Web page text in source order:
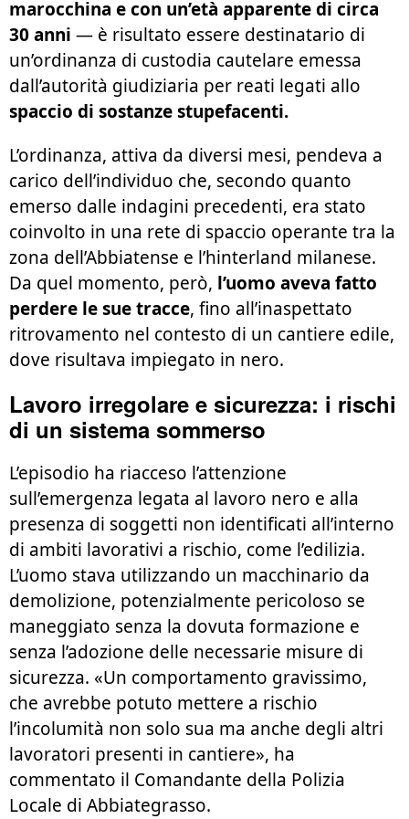
marocchina e con un’età apparente di circa
30 anni — è risultato essere destinatario di
un’ordinanza di custodia cautelare emessa
dall’autorità giudiziaria per reati legati allo
spaccio di sostanze stupefacenti.
L’ordinanza, attiva da diversi mesi, pendeva a
carico dell’individuo che, secondo quanto
emerso dalle indagini precedenti, era stato
coinvolto in una rete di spaccio operante tra la
zona dell’Abbiatense e l’hinterland milanese.
Da quel momento, però, l’uomo aveva fatto
perdere le sue tracce, fino all’inaspettato
ritrovamento nel contesto di un cantiere edile,
dove risultava impiegato in nero.
Lavoro irregolare e sicurezza: i rischi
di un sistema sommerso
L’episodio ha riacceso l’attenzione
sull’emergenza legata al lavoro nero e alla
presenza di soggetti non identificati all’interno
di ambiti lavorativi a rischio, come l’edilizia.
L’uomo stava utilizzando un macchinario da
demolizione, potenzialmente pericoloso se
maneggiato senza la dovuta formazione e
senza l’adozione delle necessarie misure di
sicurezza. «Un comportamento gravissimo,
che avrebbe potuto mettere a rischio
l’incolumità non solo sua ma anche degli altri
lavoratori presenti in cantiere», ha
commentato il Comandante della Polizia
Locale di Abbiategrasso.